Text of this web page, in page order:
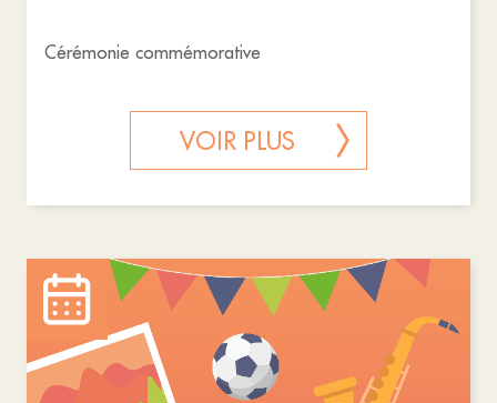
Cérémonie commémorative
VOIR PLUS